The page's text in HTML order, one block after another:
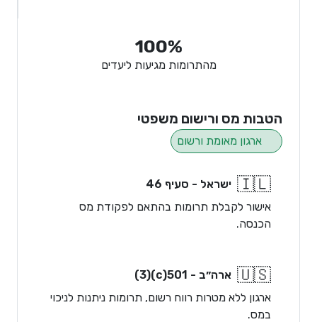
100%
מהתרומות מגיעות ליעדים
הטבות מס ורישום משפטי
ארגון מאומת ורשום
🇮🇱 ישראל - סעיף 46
אישור לקבלת תרומות בהתאם לפקודת מס
הכנסה.
🇺🇸 ארה״ב - 501(c)(3)
ארגון ללא מטרות רווח רשום, תרומות ניתנות לניכוי
במס.